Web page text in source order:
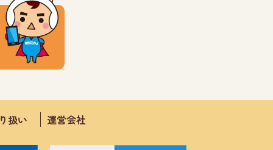
扱い 運営会社